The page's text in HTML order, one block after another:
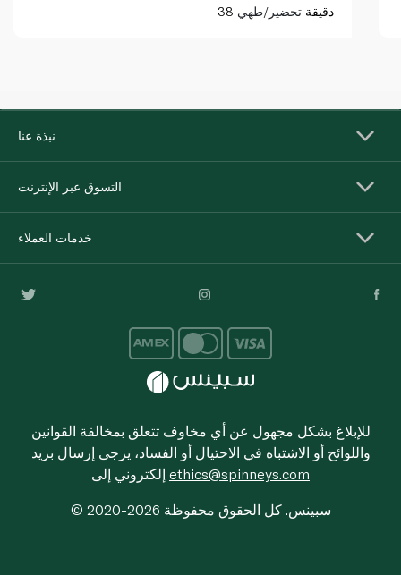
38 دقيقة تحضير/طهي
نبذة عنا
التسوق عبر الإنترنت
خدمات العملاء
للإبلاغ بشكل مجهول عن أي مخاوف تتعلق بمخالفة القوانين
واللوائح أو الاشتباه في الاحتيال أو الفساد، يرجى إرسال بريد
ethics@spinneys.com
© 2020-2026 سبينس. كل الحقوق محفوظة